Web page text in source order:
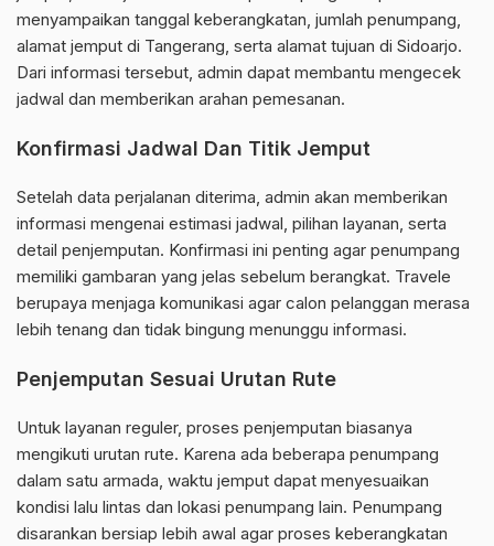
menyampaikan tanggal keberangkatan, jumlah penumpang,
alamat jemput di Tangerang, serta alamat tujuan di Sidoarjo.
Dari informasi tersebut, admin dapat membantu mengecek
jadwal dan memberikan arahan pemesanan.
Konfirmasi Jadwal Dan Titik Jemput
Setelah data perjalanan diterima, admin akan memberikan
informasi mengenai estimasi jadwal, pilihan layanan, serta
detail penjemputan. Konfirmasi ini penting agar penumpang
memiliki gambaran yang jelas sebelum berangkat. Travele
berupaya menjaga komunikasi agar calon pelanggan merasa
lebih tenang dan tidak bingung menunggu informasi.
Penjemputan Sesuai Urutan Rute
Untuk layanan reguler, proses penjemputan biasanya
mengikuti urutan rute. Karena ada beberapa penumpang
dalam satu armada, waktu jemput dapat menyesuaikan
kondisi lalu lintas dan lokasi penumpang lain. Penumpang
disarankan bersiap lebih awal agar proses keberangkatan